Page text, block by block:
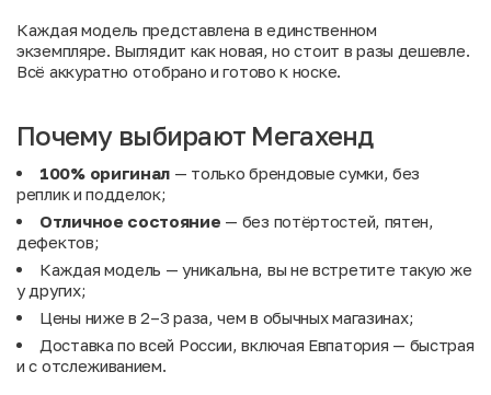
Каждая модель представлена в единственном
экземпляре. Выглядит как новая, но стоит в разы дешевле.
Всё аккуратно отобрано и готово к носке.
Почему выбирают Мегахенд
100% оригинал — только брендовые сумки, без
реплик и подделок;
Отличное состояние — без потёртостей, пятен,
дефектов;
Каждая модель — уникальна, вы не встретите такую же
у других;
Цены ниже в 2–3 раза, чем в обычных магазинах;
Доставка по всей России, включая Евпатория — быстрая
и с отслеживанием.